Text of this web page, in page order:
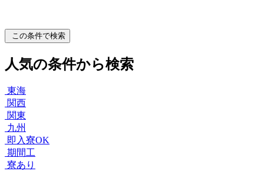
この条件で検索
人気の条件から検索
東海
関西
関東
九州
即入寮OK
期間工
寮あり